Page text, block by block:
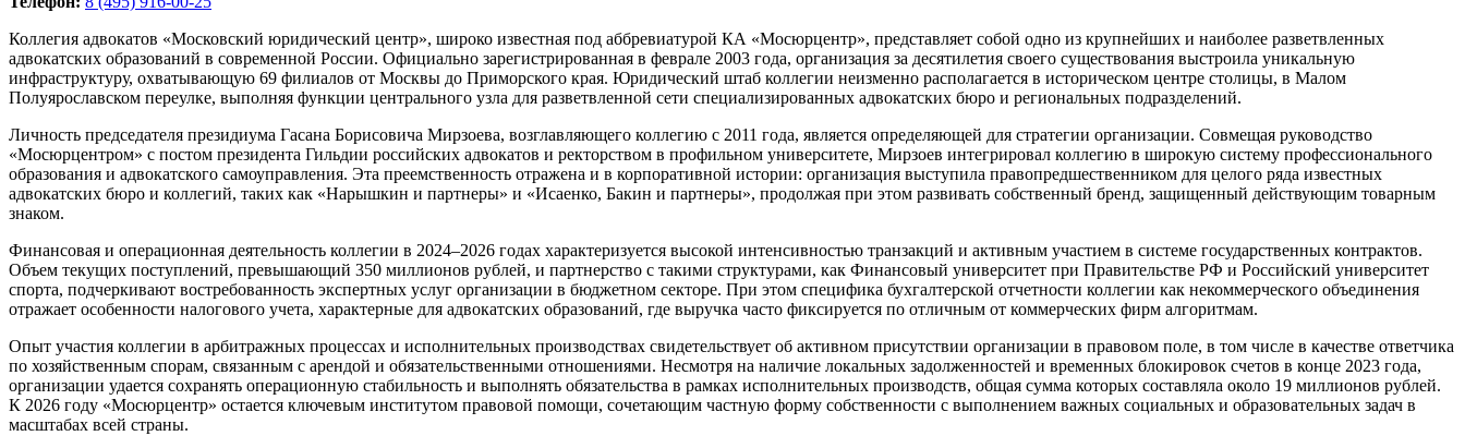
Коллегия адвокатов «Московский юридический центр», широко известная под аббревиатурой КА «Мосюрцентр», представляет собой одно из крупнейших и наиболее разветвленных
адвокатских образований в современной России. Официально зарегистрированная в феврале 2003 года, организация за десятилетия своего существования выстроила уникальную
инфраструктуру, охватывающую 69 филиалов от Москвы до Приморского края. Юридический штаб коллегии неизменно располагается в историческом центре столицы, в Малом
Полуярославском переулке, выполняя функции центрального узла для разветвленной сети специализированных адвокатских бюро и региональных подразделений.
Личность председателя президиума Гасана Борисовича Мирзоева, возглавляющего коллегию с 2011 года, является определяющей для стратегии организации. Совмещая руководство
«Мосюрцентром» с постом президента Гильдии российских адвокатов и ректорством в профильном университете, Мирзоев интегрировал коллегию в широкую систему профессионального
образования и адвокатского самоуправления. Эта преемственность отражена и в корпоративной истории: организация выступила правопредшественником для целого ряда известных
адвокатских бюро и коллегий, таких как «Нарышкин и партнеры» и «Исаенко, Бакин и партнеры», продолжая при этом развивать собственный бренд, защищенный действующим товарным
знаком.
Финансовая и операционная деятельность коллегии в 2024–2026 годах характеризуется высокой интенсивностью транзакций и активным участием в системе государственных контрактов.
Объем текущих поступлений, превышающий 350 миллионов рублей, и партнерство с такими структурами, как Финансовый университет при Правительстве РФ и Российский университет
спорта, подчеркивают востребованность экспертных услуг организации в бюджетном секторе. При этом специфика бухгалтерской отчетности коллегии как некоммерческого объединения
отражает особенности налогового учета, характерные для адвокатских образований, где выручка часто фиксируется по отличным от коммерческих фирм алгоритмам.
Опыт участия коллегии в арбитражных процессах и исполнительных производствах свидетельствует об активном присутствии организации в правовом поле, в том числе в качестве ответчика
по хозяйственным спорам, связанным с арендой и обязательственными отношениями. Несмотря на наличие локальных задолженностей и временных блокировок счетов в конце 2023 года,
организации удается сохранять операционную стабильность и выполнять обязательства в рамках исполнительных производств, общая сумма которых составляла около 19 миллионов рублей.
К 2026 году «Мосюрцентр» остается ключевым институтом правовой помощи, сочетающим частную форму собственности с выполнением важных социальных и образовательных задач в
масштабах всей страны.